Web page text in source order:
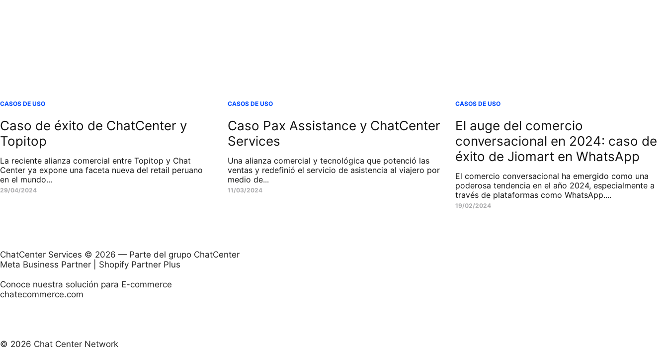
CASOS DE USO
Caso de éxito de ChatCenter y
Topitop
La reciente alianza comercial entre Topitop y Chat
Center ya expone una faceta nueva del retail peruano
en el mundo...
29/04/2024
CASOS DE USO
Caso Pax Assistance y ChatCenter
Services
Una alianza comercial y tecnológica que potenció las
ventas y redefinió el servicio de asistencia al viajero por
medio de...
11/03/2024
CASOS DE USO
El auge del comercio
conversacional en 2024: caso de
éxito de Jiomart en WhatsApp
El comercio conversacional ha emergido como una
poderosa tendencia en el año 2024, especialmente a
través de plataformas como WhatsApp....
19/02/2024
ChatCenter Services © 2026 — Parte del grupo ChatCenter
Meta Business Partner | Shopify Partner Plus
Conoce nuestra solución para E-commerce
chatecommerce.com
© 2026 Chat Center Network